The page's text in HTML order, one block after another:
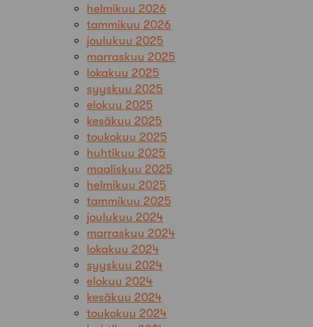
helmikuu 2026
tammikuu 2026
joulukuu 2025
marraskuu 2025
lokakuu 2025
syyskuu 2025
elokuu 2025
kesäkuu 2025
toukokuu 2025
huhtikuu 2025
maaliskuu 2025
helmikuu 2025
tammikuu 2025
joulukuu 2024
marraskuu 2024
lokakuu 2024
syyskuu 2024
elokuu 2024
kesäkuu 2024
toukokuu 2024